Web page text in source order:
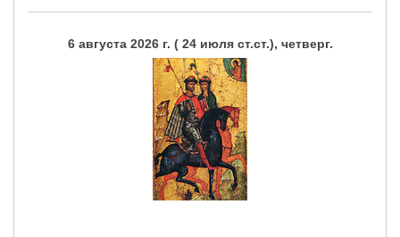
6 августа 2026 г. ( 24 июля ст.ст.), четверг.